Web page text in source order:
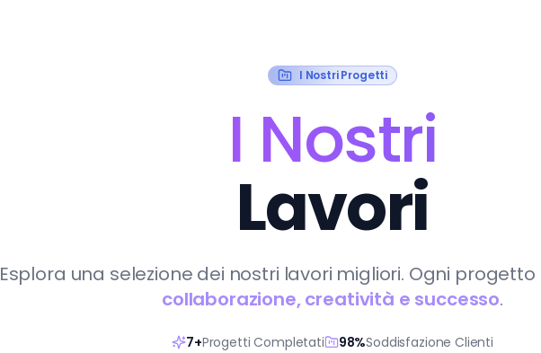
I Nostri Progetti
I Nostri
Lavori
Esplora una selezione dei nostri lavori migliori. Ogni
collaborazione, creatività e successo.
7+Progetti Completati 98%Soddisfazione Clienti